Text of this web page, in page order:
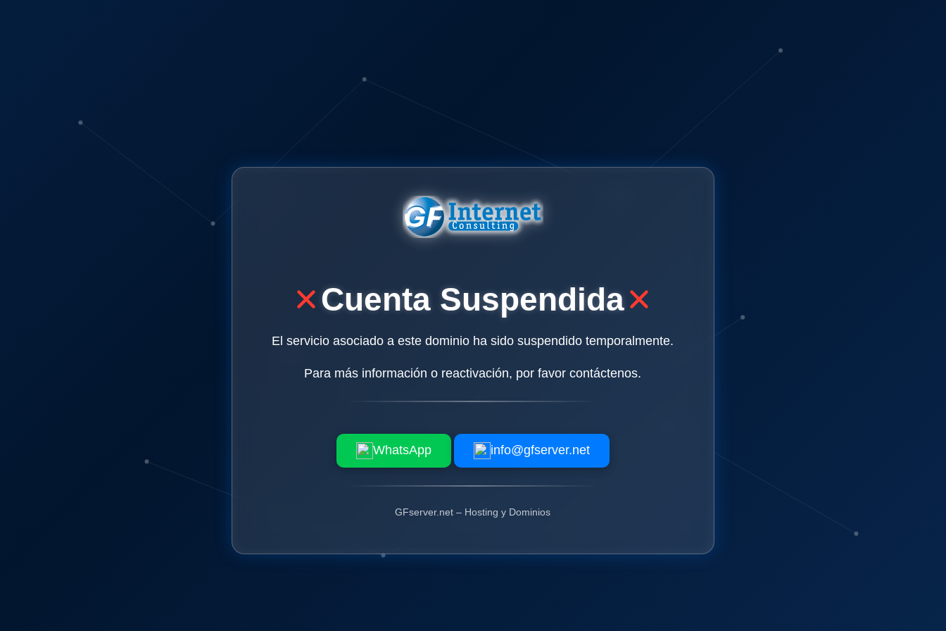
Cuenta Suspendida
El servicio asociado a este dominio ha sido suspendido temporalmente.
Para más información o reactivación, por favor contáctenos.
WhatsApp info@gfserver.net
GFserver.net – Hosting y Dominios